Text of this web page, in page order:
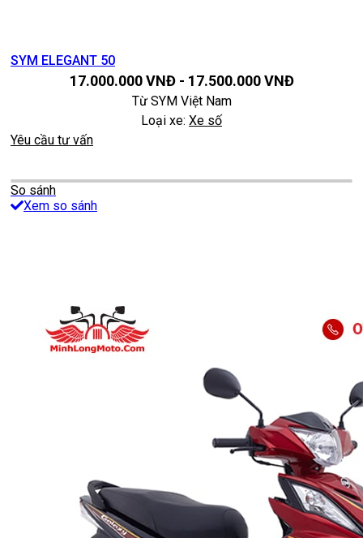
SYM ELEGANT 50
17.000.000VNĐ- 17.500.000VNĐ
Từ SYM Việt Nam
Loại xe: Xe số
Yêu cầu tư vấn
So sánh
Xem so sánh